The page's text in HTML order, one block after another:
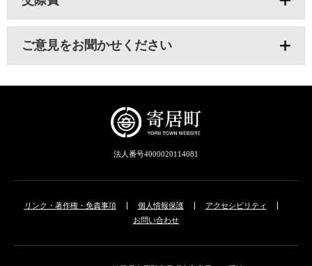
ご意見をお聞かせください
法人番号4000020114081
リンク・著作権・免責事項 個人情報保護
アクセシビリティ
お問い合わせ